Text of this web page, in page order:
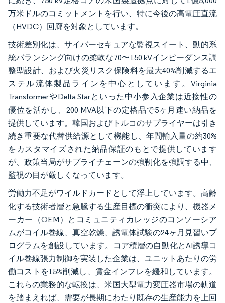
万米ドルのコミットメントを行い、特に今後の高電圧直流
（HVDC）回廊を対象としています。
技術差別化は、サイバーセキュアな監視スイート、動的系
統バランシング向けの柔軟な70〜150 kVインピーダンス調
整型設計、および火災リスク保険料を最大40%削減するエ
ステル流体製品ラインを中心としています。Virginia
TransformerやDelta Starといった中小参入企業は近接性の
優位を活かし、200 MVA以下の定格品で5ヶ月速い納品を
提供しています。韓国およびトルコのサプライヤーは引き
続き重要な代替供給源として機能し、年間輸入量の約30%
をカスタマイズされた納品保証のもとで提供しています
が、政策当局がサプライチェーンの強靭化を強調する中、
監視の目が厳しくなっています。
労働力不足がワイルドカードとして浮上しています。高齢
化する技術者層と急騰する生産目標の衝突により、機器メ
ーカー（OEM）とコミュニティカレッジのコンソーシア
ムがコイル巻線、真空乾燥、誘電体試験の24ヶ月見習いプ
ログラムを創設しています。コア積層の自動化とAI誘導コ
イル巻線張力制御を実装した企業は、ユニットあたりの労
働コストを15%削減し、賃金インフレを緩和しています。
これらの業務的な転換は、米国大型電力変圧器市場の軌道
を踏まえれば、需要が長期にわたり既存の生産能力を上回